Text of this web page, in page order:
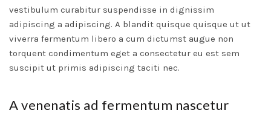
vestibulum curabitur suspendisse in dignissim
adipiscing a adipiscing. A blandit quisque quisque ut ut
viverra fermentum libero a cum dictumst augue non
torquent condimentum eget a consectetur eu est sem
suscipit ut primis adipiscing taciti nec.
A venenatis ad fermentum nascetur